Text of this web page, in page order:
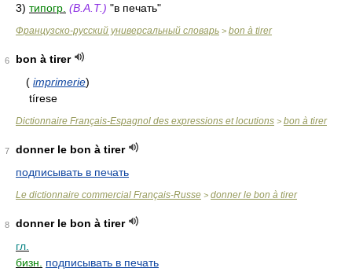
3) типогр. (B.A.T.) "в печать"
Французско-русский универсальный словарь > bon à tirer
6
bon à tirer
( imprimerie)
tírese
Dictionnaire Français-Espagnol des expressions et locutions > bon à tirer
7
donner le bon à tirer
подписывать в печать
Le dictionnaire commercial Français-Russe > donner le bon à tirer
8
donner le bon à tirer
гл.
бизн.
подписывать в печать